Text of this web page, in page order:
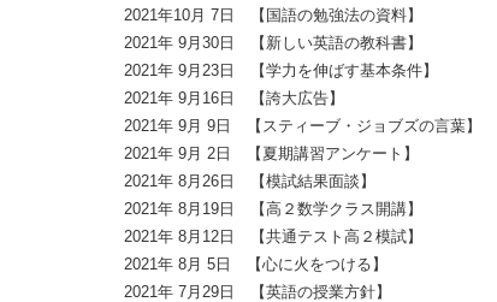
2021年10月 7日 【国語の勉強法の資料】
2021年 9月30日 【新しい英語の教科書】
2021年 9月23日 【学力を伸ばす基本条件】
2021年 9月16日 【誇大広告】
2021年 9月 9日 【スティーブ・ジョブズの言葉】
2021年 9月 2日 【夏期講習アンケート】
2021年 8月26日 【模試結果面談】
2021年 8月19日 【高２数学クラス開講】
2021年 8月12日 【共通テスト高２模試】
2021年 8月 5日 【心に火をつける】
2021年 7月29日 【英語の授業方針】